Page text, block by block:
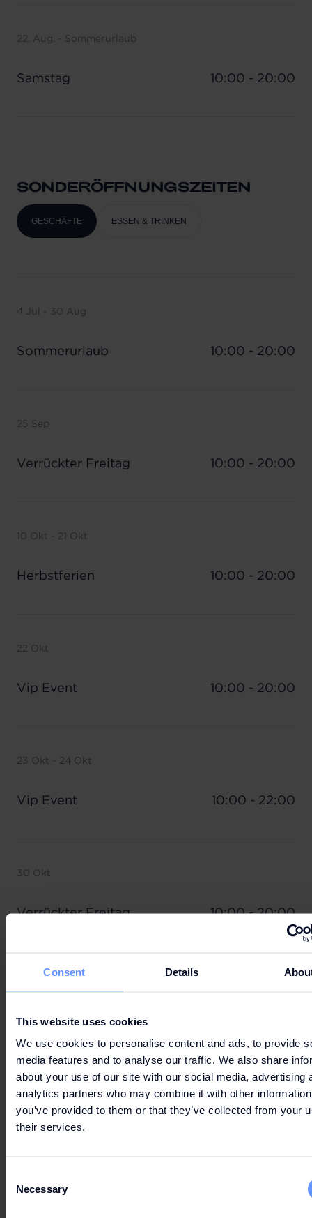
Consent Details
This website uses cookies
We use cookies to personalise content and ads, to provide
media features and to analyse our traffic. We also share
about your use of our site with our social media, advertising
analytics partners who may combine it with other
you’ve provided to them or that they’ve collected from your
their services.
Selection
Necessary
22. Aug. - Sommerurlaub
Samstag 10:00 - 20:00
SONDERÖFFNUNGSZEITEN
GESCHÄFTE ESSEN & TRINKEN
4 Jul - 30 Aug
Sommerurlaub 10:00 - 20:00
25 Sep
Verrückter Freitag 10:00 - 20:00
10 Okt - 21 Okt
Herbstferien 10:00 - 20:00
22 Okt
Vip Event 10:00 - 20:00
23 Okt - 24 Okt
Vip Event 10:00 - 22:00
30 Okt
Verrückter Freitag 10:00 - 20:00
Schwarzer Freitag
27 Nov - 28 Nov